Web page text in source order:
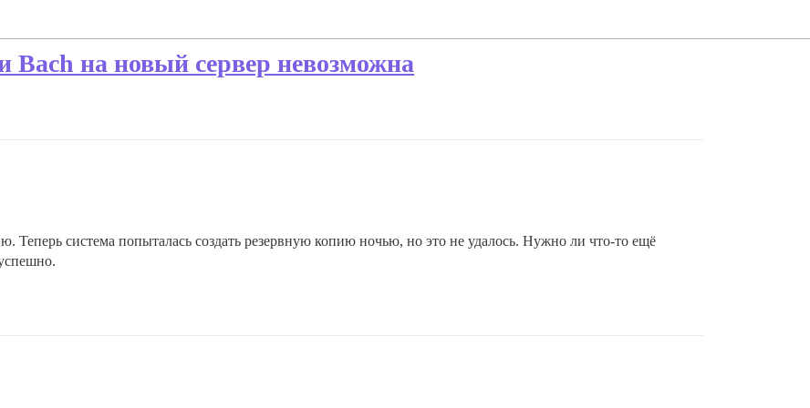
Bach на новый сервер невозможна
Теперь система попыталась создать резервную копию ночью, но это не удалось. Нужно ли что-то ещё